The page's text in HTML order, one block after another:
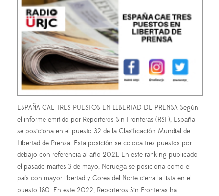
ESPAÑA CAE TRES PUESTOS EN LIBERTAD DE PRENSA Según
el informe emitido por Reporteros Sin Fronteras (RSF), España
se posiciona en el puesto 32 de la Clasificación Mundial de
Libertad de Prensa. Esta posición se coloca tres puestos por
debajo con referencia al año 2021. En este ranking publicado
el pasado martes 3 de mayo, Noruega se posiciona como el
país con mayor libertad y Corea del Norte cierra la lista en el
puesto 180. En este 2022, Reporteros Sin Fronteras ha